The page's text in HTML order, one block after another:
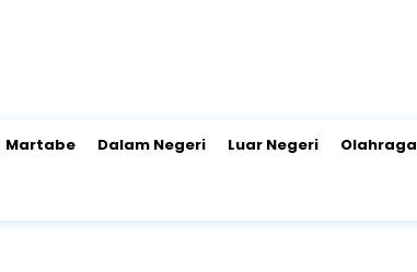
Martabe Dalam Negeri Luar Negeri Olahraga